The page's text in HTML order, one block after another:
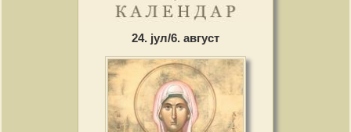
24. јул/6. август